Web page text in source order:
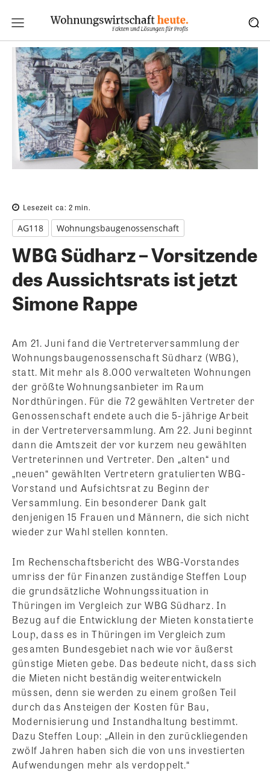
Lesezeit ca: 2 min.
AG118 Wohnungsbaugenossenschaft
WBG Südharz – Vorsitzende
des Aussichtsrats ist jetzt
Simone Rappe
Am 21. Juni fand die Vertreterversammlung der
Wohnungsbaugenossenschaft Südharz (WBG),
statt. Mit mehr als 8.000 verwalteten Wohnungen
der größte Wohnungsanbieter im Raum
Nordthüringen. Für die 72 gewählten Vertreter der
Genossenschaft endete auch die 5-jährige Arbeit
in der Vertreterversammlung. Am 22. Juni beginnt
dann die Amtszeit der vor kurzem neu gewählten
Vertreterinnen und Vertreter. Den „alten“ und
„neuen“ gewählten Vertretern gratulierten WBG-
Vorstand und Aufsichtsrat zu Beginn der
Versammlung. Ein besonderer Dank galt
denjenigen 15 Frauen und Männern, die sich nicht
wieder zur Wahl stellen konnten.
Im Rechenschaftsbericht des WBG-Vorstandes
umriss der für Finanzen zuständige Steffen Loup
die grundsätzliche Wohnungssituation in
Thüringen im Vergleich zur WBG Südharz. In
Bezug auf die Entwicklung der Mieten konstatierte
Loup, dass es in Thüringen im Vergleich zum
gesamten Bundesgebiet nach wie vor äußerst
günstige Mieten gebe. Das bedeute nicht, dass sich
die Mieten nicht beständig weiterentwickeln
müssen, denn sie werden zu einem großen Teil
durch das Ansteigen der Kosten für Bau,
Modernisierung und Instandhaltung bestimmt.
Dazu Steffen Loup: „Allein in den zurückliegenden
zwölf Jahren haben sich die von uns investierten
Aufwendungen mehr als verdoppelt.“